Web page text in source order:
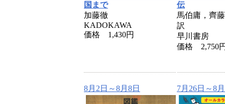
国まで
加藤徹
KADOKAWA
価格 1,430円
伝
馬伯庸，齊
訳
早川書房
価格 2,750
8月2日～8月8日 7月26日～8